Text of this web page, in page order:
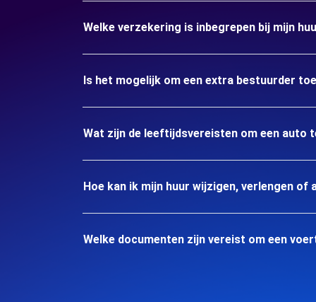
Welke verzekering is inbegrepen bij mijn
Is het mogelijk om een extra bestuurder
Wat zijn de leeftijdsvereisten om een auto
Hoe kan ik mijn huur wijzigen, verlengen of
Welke documenten zijn vereist om een